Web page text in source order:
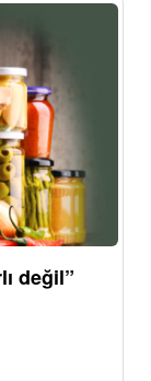
değil”